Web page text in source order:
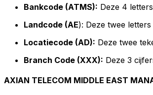
Bankcode (ATMS): Deze 4
Landcode (AE): Deze twee
Locatiecode (AD): Deze twee
Branch Code (XXX): Deze 3
AXIAN TELECOM MIDDLE EAST